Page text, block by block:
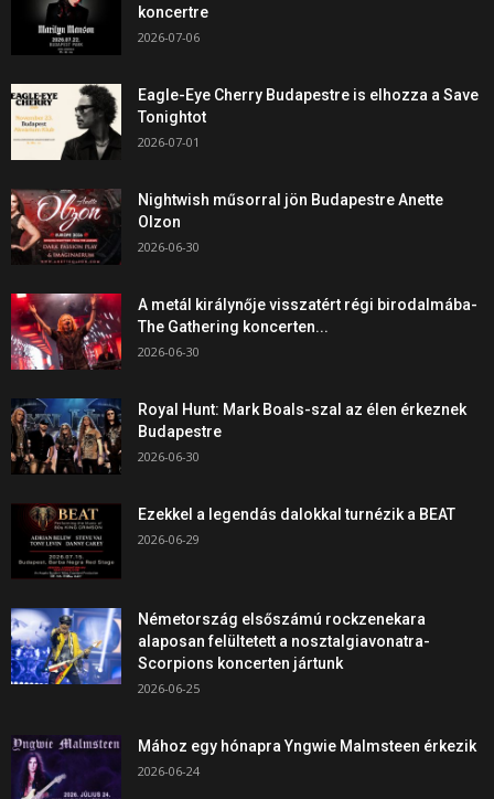
koncertre
2026-07-06
Eagle-Eye Cherry Budapestre is elhozza a Save
Tonightot
2026-07-01
Nightwish műsorral jön Budapestre Anette
Olzon
2026-06-30
A metál királynője visszatért régi birodalmába-
The Gathering koncerten...
2026-06-30
Royal Hunt: Mark Boals-szal az élen érkeznek
Budapestre
2026-06-30
Ezekkel a legendás dalokkal turnézik a BEAT
2026-06-29
Németország elsőszámú rockzenekara
alaposan felültetett a nosztalgiavonatra-
Scorpions koncerten jártunk
2026-06-25
Mához egy hónapra Yngwie Malmsteen érkezik
2026-06-24